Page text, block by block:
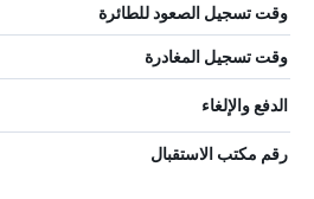
وقت تسجيل الصعود للطائرة
وقت تسجيل المغادرة
الدفع والإلغاء
رقم مكتب الاستقبال